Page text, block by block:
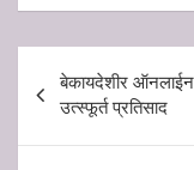
Post
navigation
बेकायदेशीर ऑनलाईन
उत्स्फूर्त प्रतिसाद